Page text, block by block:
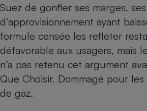
Suez de gonfler ses marges,
d’approvisionnement ayant
formule censée les refléter
défavorable aux usagers, mais
n’a pas retenu cet argument
Que Choisir. Dommage pour
de gaz.